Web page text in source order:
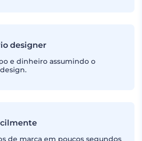
designer
e dinheiro assumindo o
de marca em poucos segundos